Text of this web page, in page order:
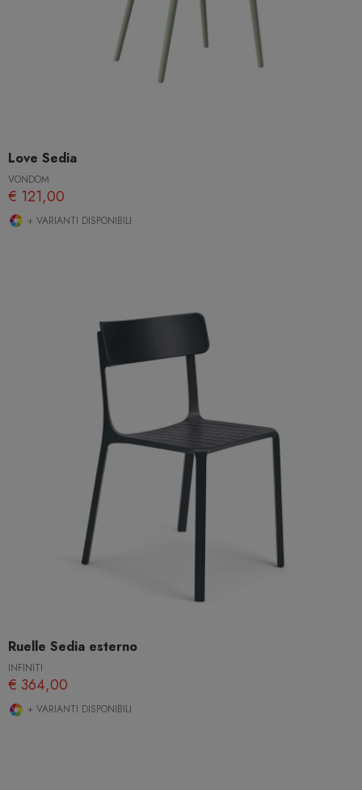
Love Sedia
VONDOM
€ 121,00
+ VARIANTI DISPONIBILI
Ruelle Sedia esterno
INFINITI
€ 364,00
+ VARIANTI DISPONIBILI